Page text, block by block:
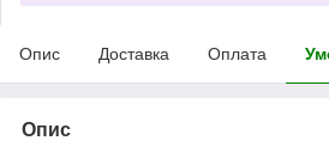
Опис Доставка Оплата
Опис